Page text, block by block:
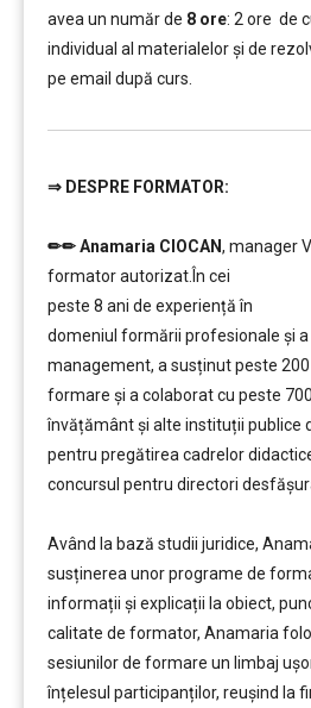
avea un număr de 8 ore: 2 ore de
individual al materialelor și de
pe email după curs.
⇒ DESPRE FORMATOR:
✏✏Anamaria CIOCAN, manager
formator autorizat. În cei
peste 8 ani de experiență în
domeniul formării profesionale și
management, a susținut peste
formare și a colaborat cu peste
învățământ şi alte instituții publice
pentru pregătirea cadrelor
concursul pentru directori
Având la bază studii juridice,
susținerea unor programe de
informații și explicații la obiect,
calitate de formator, Anamaria
sesiunilor de formare un limbaj
înțelesul participanților, reușind la